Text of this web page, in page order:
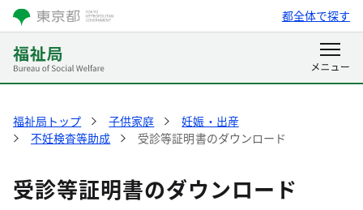
都全体で探す
福祉局トップ 子供家庭
妊娠・出産
不妊検査等助成
受診等証明書のダウンロード
受診等証明書のダウンロード